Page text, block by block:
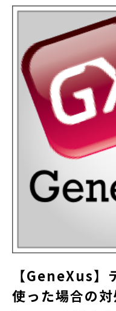
【GeneXus】
使った場合の